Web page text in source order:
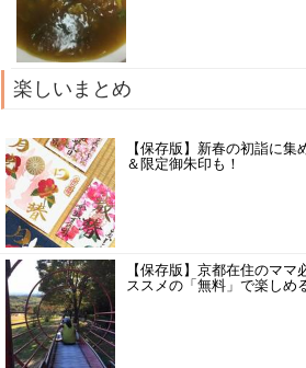
楽しいまとめ
【保存版】新春の初詣に
＆限定御朱印も！
【保存版】京都在住のマ
ススメの「無料」で楽しめ